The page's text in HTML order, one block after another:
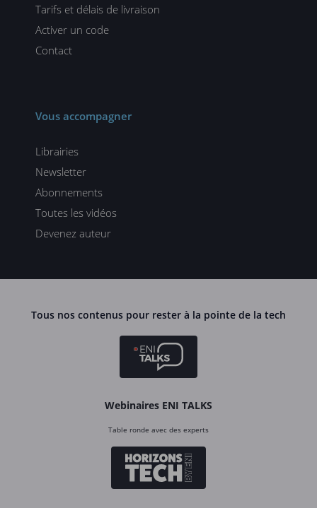
Tarifs et délais de livraison
Activer un code
Contact
Vous accompagner
Librairies
Newsletter
Abonnements
Toutes les vidéos
Devenez auteur
Tous nos contenus pour rester à la pointe de la tech
Webinaires ENI TALKS
Table ronde avec des experts